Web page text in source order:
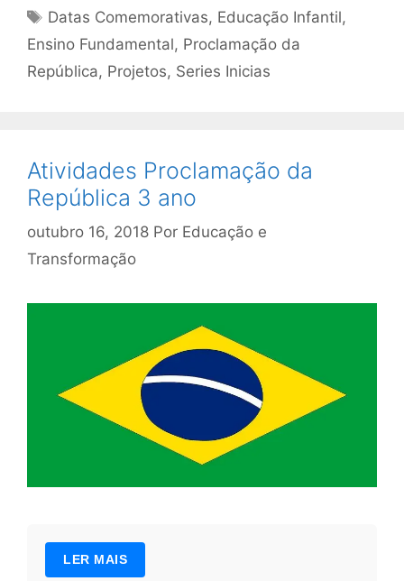
Tags
Datas Comemorativas, Educação Infantil,
Ensino Fundamental, Proclamação da
República, Projetos, Series Inicias
Atividades Proclamação da
República 3 ano
outubro 16, 2018 Por Educação e
Transformação
LER MAIS